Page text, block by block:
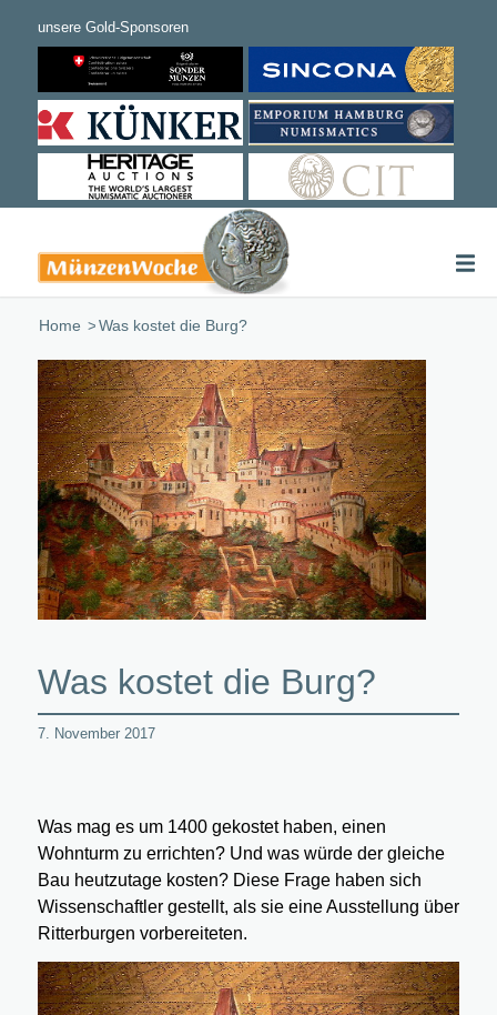
Home /Was kostet die Burg?
Was kostet die Burg?
7. November 2017
Was mag es um 1400 gekostet haben, einen
Wohnturm zu errichten? Und was würde der gleiche
Bau heutzutage kosten? Diese Frage haben sich
Wissenschaftler gestellt, als sie eine Ausstellung über
Ritterburgen vorbereiteten.